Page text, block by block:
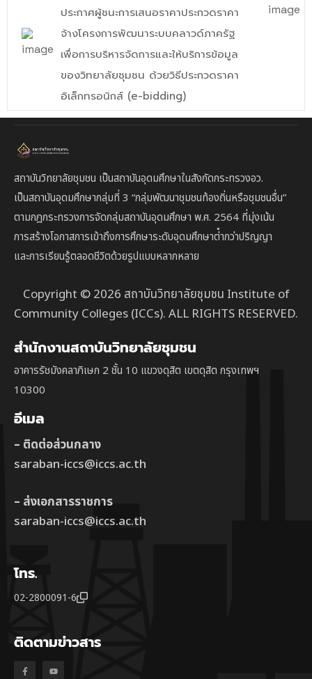
ประกาศผู้ชนะการเสนอราคาประกวดราคา
จ้างโครงการพัฒนาระบบคลาวด์ภาครัฐ
เพื่อการบริหารจัดการและให้บริการข้อมูล
ของวิทยาลัยชุมชน ด้วยวิธีประกวดราคา
อิเล็กทรอนิกส์ (e-bidding)
สถาบันวิทยาลัยชุมชน เป็นสถาบันอุดมศึกษาในสังกัดกระทรวงอว.
เป็นสถาบันอุดมศึกษากลุ่มที่ 3 “กลุ่มพัฒนาชุมชนท้องถิ่นหรือชุมชนอื่น”
ตามกฎกระทรวงการจัดกลุ่มสถาบันอุดมศึกษา พ.ศ. 2564 ที่มุ่งเน้น
การสร้างโอกาสการเข้าถึงการศึกษาระดับอุดมศึกษาต่ํากว่าปริญญา
และการเรียนรู้ตลอดชีวิตด้วยรูปแบบหลากหลาย
Copyright © 2026 สถาบันวิทยาลัยชุมชน Institute of
Community Colleges (ICCs). ALL RIGHTS RESERVED.
สำนักงานสถาบันวิทยาลัยชุมชน
อาคารรัชมังคลาภิเษก 2 ชั้น 10 แขวงดุสิต เขตดุสิต กรุงเทพฯ
10300
อีเมล
– ติดต่อส่วนกลาง
saraban-iccs@iccs.ac.th
– ส่งเอกสารราชการ
saraban-iccs@iccs.ac.th
โทร.
02-2800091-6
ติดตามข่าวสาร